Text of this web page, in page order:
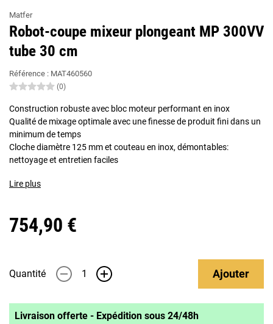
Matfer
Robot-coupe mixeur plongeant MP 300VV
tube 30 cm
Référence : MAT460560
(0)
Construction robuste avec bloc moteur performant en inox
Qualité de mixage optimale avec une finesse de produit fini dans un
minimum de temps
Cloche diamètre 125 mm et couteau en inox, démontables:
nettoyage et entretien faciles
Lire plus
754,90 €
Quantité - + Ajouter
Livraison offerte - Expédition sous 24/48h